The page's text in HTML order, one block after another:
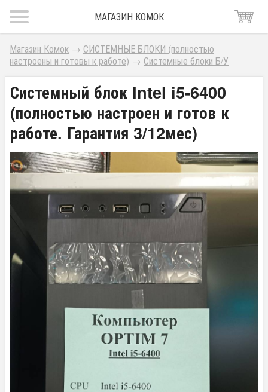
МАГАЗИН КОМОК
Магазин Комок → СИСТЕМНЫЕ БЛОКИ (полностью
настроены и готовы к работе) → Системные блоки Б/У
Системный блок Intel i5-6400
(полностью настроен и готов к
работе. Гарантия 3/12мес)